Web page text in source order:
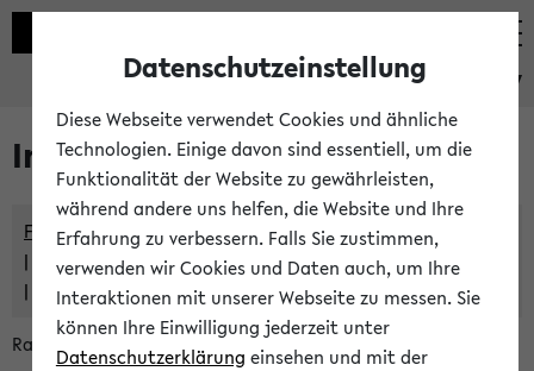
eKVV
Im eKVV verwaltete Räume
Freie Räume und Veranstaltungsüberschneidungen
Raumüberschneidungen
Hinweise der zentralen Raumvergabe
Raumanfragen:
raumvergabe@uni-bielefeld.de
Datenschutzeinstellung
Diese Webseite verwendet Cookies und ähnliche
Technologien. Einige davon sind essentiell, um die
Funktionalität der Website zu gewährleisten,
während andere uns helfen, die Website und Ihre
Erfahrung zu verbessern. Falls Sie zustimmen,
verwenden wir Cookies und Daten auch, um Ihre
Interaktionen mit unserer Webseite zu messen. Sie
können Ihre Einwilligung jederzeit unter
Datenschutzerklärung einsehen und mit der